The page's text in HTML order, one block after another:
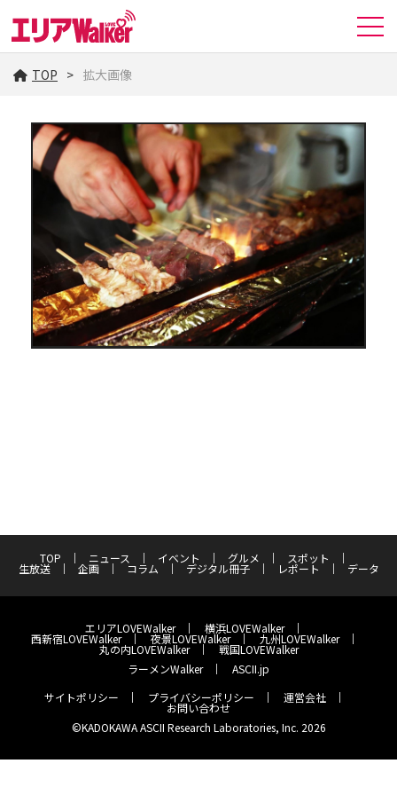
TOP 拡大画像
TOP ニュース イベント グルメ スポット
生放送 企画 コラム デジタル冊子 レポート データ
エリアLOVEWalker 横浜LOVEWalker
西新宿LOVEWalker 夜景LOVEWalker 九州LOVEWalker
丸の内LOVEWalker
戦国LOVEWalker
ラーメンWalker
ASCII.jp
サイトポリシー
プライバシーポリシー 運営会社
お問い合わせ
©KADOKAWA ASCII Research Laboratories, Inc. 2026